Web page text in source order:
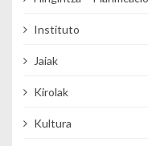
Instituto
Jaiak
Kirolak
Kultura